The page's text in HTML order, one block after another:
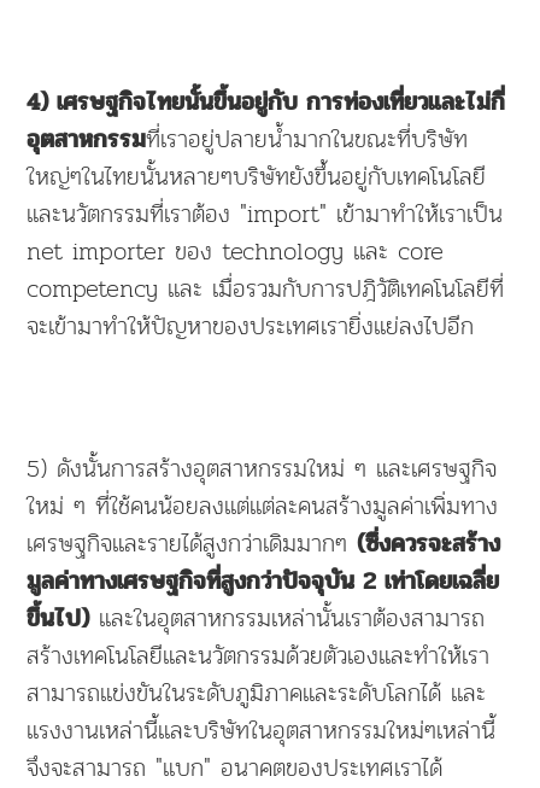
4) เศรษฐกิจไทยนั้นขึ้นอยู่กับ การท่องเที่ยวและไม่กี่
อุตสาหกรรมที่เราอยู่ปลายน้ำมากในขณะที่บริษัท
ใหญ่ๆในไทยนั้นหลายๆบริษัทยังขึ้นอยู่กับเทคโนโลยี
และนวัตกรรมที่เราต้อง "import" เข้ามาทำให้เราเป็น
net importer ของ technology และ core
competency และ เมื่อรวมกับการปฎิวัติเทคโนโลยีที่
จะเข้ามาทำให้ปัญหาของประเทศเรายิ่งแย่ลงไปอีก
5) ดังนั้นการสร้างอุตสาหกรรมใหม่ ๆ และเศรษฐกิจ
ใหม่ ๆ ที่ใช้คนน้อยลงแต่แต่ละคนสร้างมูลค่าเพิ่มทาง
เศรษฐกิจและรายได้สูงกว่าเดิมมากๆ(ซึ่งควรจะสร้าง
มูลค่าทางเศรษฐกิจที่สูงกว่าปัจจุบัน 2 เท่าโดยเฉลี่ย
ขึ้นไป)และในอุตสาหกรรมเหล่านั้นเราต้องสามารถ
สร้างเทคโนโลยีและนวัตกรรมด้วยตัวเองและทำให้เรา
สามารถแข่งขันในระดับภูมิภาคและระดับโลกได้ และ
แรงงานเหล่านี้และบริษัทในอุตสาหกรรมใหม่ๆเหล่านี้
จึงจะสามารถ "แบก" อนาคตของประเทศเราได้